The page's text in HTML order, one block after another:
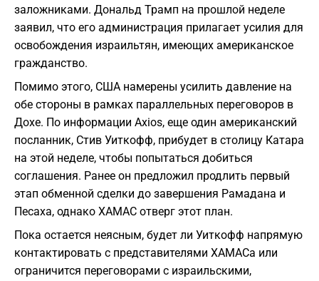
заложниками. Дональд Трамп на прошлой неделе
заявил, что его администрация прилагает усилия для
освобождения израильтян, имеющих американское
гражданство.
Помимо этого, США намерены усилить давление на
обе стороны в рамках параллельных переговоров в
Дохе. По информации Axios, еще один американский
посланник, Стив Уиткофф, прибудет в столицу Катара
на этой неделе, чтобы попытаться добиться
соглашения. Ранее он предложил продлить первый
этап обменной сделки до завершения Рамадана и
Песаха, однако ХАМАС отверг этот план.
Пока остается неясным, будет ли Уиткофф напрямую
контактировать с представителями ХАМАСа или
ограничится переговорами с израильскими,